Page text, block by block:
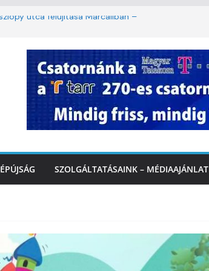
utca felújítása Marcaliban –
lakossági felháborodást váltott ki a
Marcaliban – VIDEÓ
– az első félidő végén
SZOLGÁLTATÁSAINK – MÉDIAAJÁNLAT